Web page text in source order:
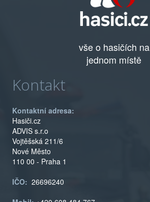
vše o hasičích na
jednom místě
Kontakt
Kontaktní adresa:
Hasiči.cz
ADVIS s.r.o
Vojtěšská 211/6
Nové Město
110 00 - Praha 1
IČO: 26696240